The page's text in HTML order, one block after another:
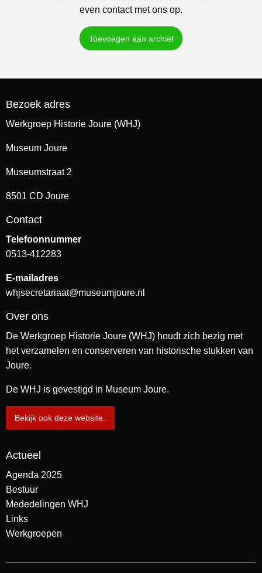
even contact met ons op.
Toevoegen aan archief
Bezoek adres
Werkgroep Historie Joure (WHJ)
Museum Joure
Museumstraat 2
8501 CD Joure
Contact
Telefoonnummer
0513-412283
E-mailadres
whjsecretariaat@museumjoure.nl
Over ons
De Werkgroep Historie Joure (WHJ) houdt zich bezig met
het verzamelen en conserveren van historische stukken van
Joure.
De WHJ is gevestigd in Museum Joure.
Bekijk ook deze website.
Actueel
Agenda 2025
Bestuur
Mededelingen WHJ
Links
Werkgroepen